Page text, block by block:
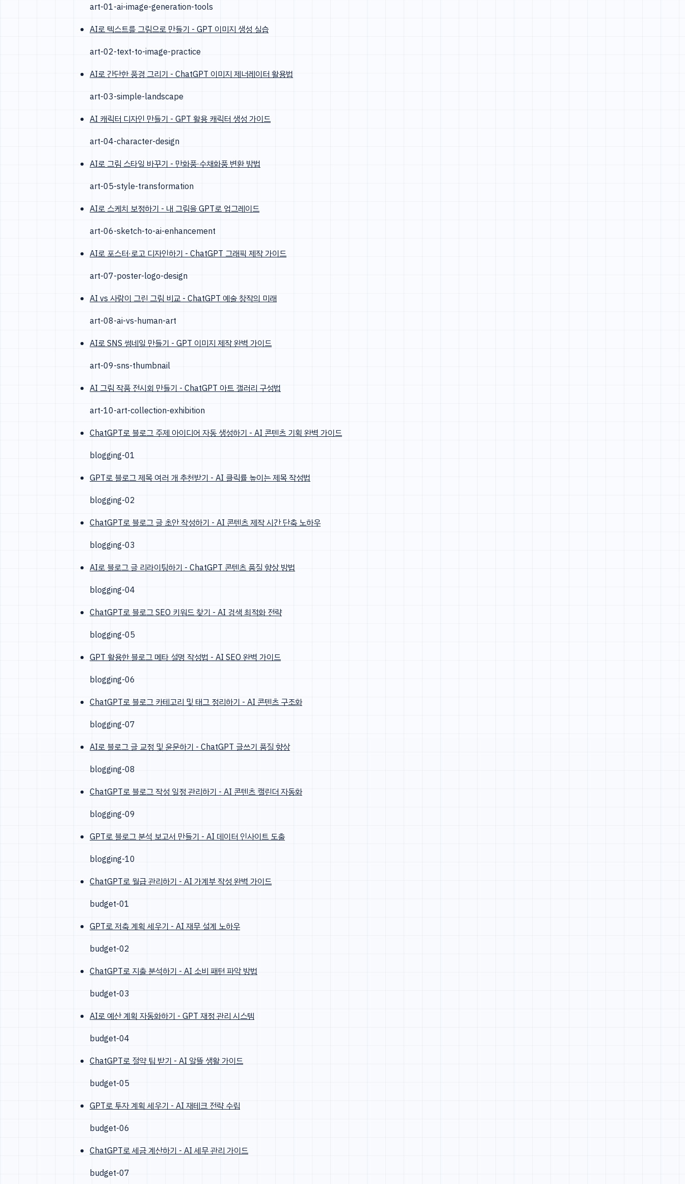
art-01-ai-image-generation-tools
AI로 텍스트를 그림으로 만들기 - GPT 이미지 생성 실습
art-02-text-to-image-practice
AI로 간단한 풍경 그리기 - ChatGPT 이미지 제너레이터 활용법
art-03-simple-landscape
AI 캐릭터 디자인 만들기 - GPT 활용 캐릭터 생성 가이드
art-04-character-design
AI로 그림 스타일 바꾸기 - 만화풍·수채화풍 변환 방법
art-05-style-transformation
AI로 스케치 보정하기 - 내 그림을 GPT로 업그레이드
art-06-sketch-to-ai-enhancement
AI로 포스터·로고 디자인하기 - ChatGPT 그래픽 제작 가이드
art-07-poster-logo-design
AI vs 사람이 그린 그림 비교 - ChatGPT 예술 창작의 미래
art-08-ai-vs-human-art
AI로 SNS 썸네일 만들기 - GPT 이미지 제작 완벽 가이드
art-09-sns-thumbnail
AI 그림 작품 전시회 만들기 - ChatGPT 아트 갤러리 구성법
art-10-art-collection-exhibition
ChatGPT로 블로그 주제 아이디어 자동 생성하기 - AI 콘텐츠 기획 완벽 가이드
blogging-01
GPT로 블로그 제목 여러 개 추천받기 - AI 클릭률 높이는 제목 작성법
blogging-02
ChatGPT로 블로그 글 초안 작성하기 - AI 콘텐츠 제작 시간 단축 노하우
blogging-03
AI로 블로그 글 리라이팅하기 - ChatGPT 콘텐츠 품질 향상 방법
blogging-04
ChatGPT로 블로그 SEO 키워드 찾기 - AI 검색 최적화 전략
blogging-05
GPT 활용한 블로그 메타 설명 작성법 - AI SEO 완벽 가이드
blogging-06
ChatGPT로 블로그 카테고리 및 태그 정리하기 - AI 콘텐츠 구조화
blogging-07
AI로 블로그 글 교정 및 윤문하기 - ChatGPT 글쓰기 품질 향상
blogging-08
ChatGPT로 블로그 작성 일정 관리하기 - AI 콘텐츠 캘린더 자동화
blogging-09
GPT로 블로그 분석 보고서 만들기 - AI 데이터 인사이트 도출
blogging-10
ChatGPT로 월급 관리하기 - AI 가계부 작성 완벽 가이드
budget-01
GPT로 저축 계획 세우기 - AI 재무 설계 노하우
budget-02
ChatGPT로 지출 분석하기 - AI 소비 패턴 파악 방법
budget-03
AI로 예산 계획 자동화하기 - GPT 재정 관리 시스템
budget-04
ChatGPT로 절약 팁 받기 - AI 알뜰 생활 가이드
budget-05
GPT로 투자 계획 세우기 - AI 재테크 전략 수립
budget-06
ChatGPT로 세금 계산하기 - AI 세무 관리 가이드
budget-07